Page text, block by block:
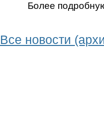
Более
Все новости